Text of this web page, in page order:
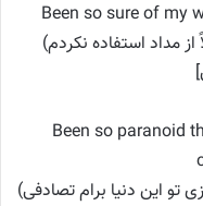
Been so sure of my
(اونقدر از حرفام مطمئن بودم که اصلاً از مداد استفاده نکردم
Been so paranoid
(اونقدر بدبین و پارانوئید شدم که هیچ‌چیزی تو این دنیا برام تصادفی